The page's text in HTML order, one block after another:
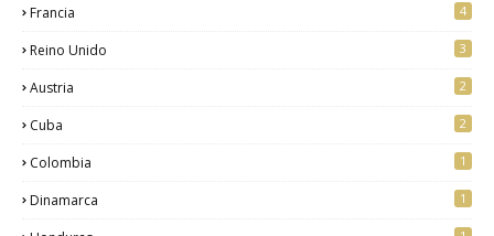
Francia 4
Reino Unido 3
Austria 2
Cuba 2
Colombia 1
Dinamarca 1